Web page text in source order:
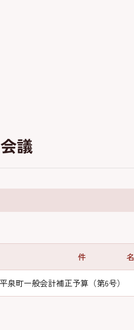
議
件 名
泉町一般会計補正予算（第6号）